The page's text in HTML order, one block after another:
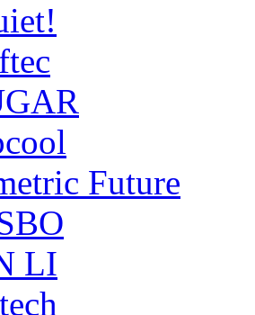
Future
LI